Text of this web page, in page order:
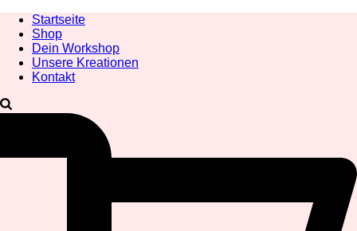
Startseite
Shop
Dein Workshop
Unsere Kreationen
Kontakt